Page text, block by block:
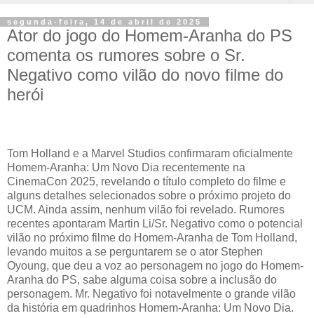
segunda-feira, 14 de abril de 2025
Ator do jogo do Homem-Aranha do PS
comenta os rumores sobre o Sr.
Negativo como vilão do novo filme do
herói
Tom Holland e a Marvel Studios confirmaram oficialmente
Homem-Aranha: Um Novo Dia recentemente na
CinemaCon 2025, revelando o título completo do filme e
alguns detalhes selecionados sobre o próximo projeto do
UCM. Ainda assim, nenhum vilão foi revelado. Rumores
recentes apontaram Martin Li/Sr. Negativo como o potencial
vilão no próximo filme do Homem-Aranha de Tom Holland,
levando muitos a se perguntarem se o ator Stephen
Oyoung, que deu a voz ao personagem no jogo do Homem-
Aranha do PS, sabe alguma coisa sobre a inclusão do
personagem. Mr. Negativo foi notavelmente o grande vilão
da história em quadrinhos Homem-Aranha: Um Novo Dia.